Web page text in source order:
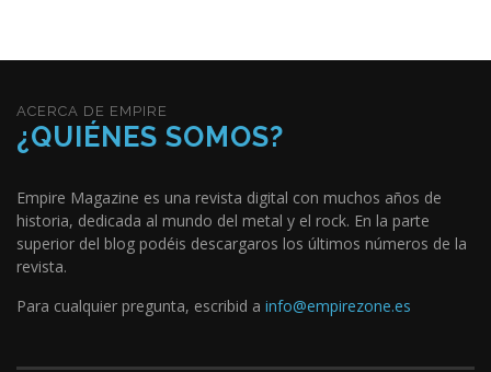
ACERCA DE EMPIRE
¿QUIÉNES SOMOS?
Empire Magazine es una revista digital con muchos años de
historia, dedicada al mundo del metal y el rock. En la parte
superior del blog podéis descargaros los últimos números de la
revista.
Para cualquier pregunta, escribid a info@empirezone.es